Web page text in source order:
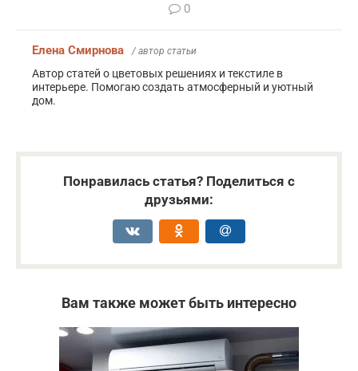
0
Елена Смирнова / автор статьи
Автор статей о цветовых решениях и текстиле в
интерьере. Помогаю создать атмосферный и уютный
дом.
Понравилась статья? Поделиться с
друзьями:
Вам также может быть интересно